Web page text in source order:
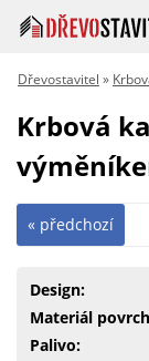
Dřevostavitel »
Krbová
« předchozí
Design:
Materiál
Palivo: